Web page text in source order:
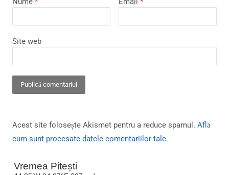
Site web
Acest site folosește Akismet pentru a reduce spamul. Află
cum sunt procesate datele comentariilor tale.